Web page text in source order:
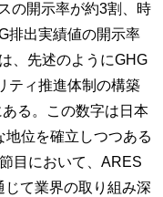
の開示率が約3割、時
排出実績値の開示率
、先述のようにGHG
ティ推進体制の構築
る。この数字は日本
位を確立しつつある
目において、ARES
て業界の取り組み深